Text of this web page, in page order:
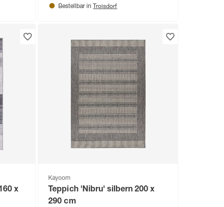
Bestellbar in Troisdorf
x
Kayoom
Teppich 'Nibru' silbern 200 x
290 cm